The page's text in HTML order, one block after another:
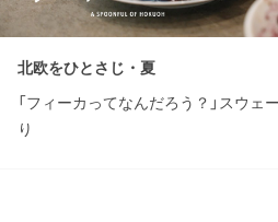
北欧をひとさじ・夏
「フィーカってなんだろう？」スウェ
り